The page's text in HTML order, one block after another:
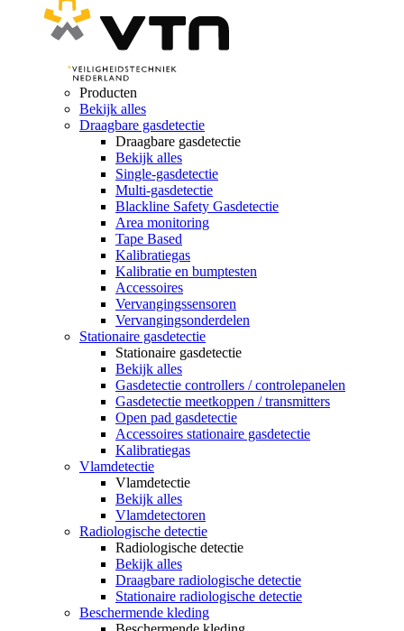
Producten
Bekijk alles
Draagbare gasdetectie
Draagbare gasdetectie
Bekijk alles
Single-gasdetectie
Multi-gasdetectie
Blackline Safety Gasdetectie
Area monitoring
Tape Based
Kalibratiegas
Kalibratie en bumptesten
Accessoires
Vervangingssensoren
Vervangingsonderdelen
Stationaire gasdetectie
Stationaire gasdetectie
Bekijk alles
Gasdetectie controllers / controlepanelen
Gasdetectie meetkoppen / transmitters
Open pad gasdetectie
Accessoires stationaire gasdetectie
Kalibratiegas
Vlamdetectie
Vlamdetectie
Bekijk alles
Vlamdetectoren
Radiologische detectie
Radiologische detectie
Bekijk alles
Draagbare radiologische detectie
Stationaire radiologische detectie
Beschermende kleding